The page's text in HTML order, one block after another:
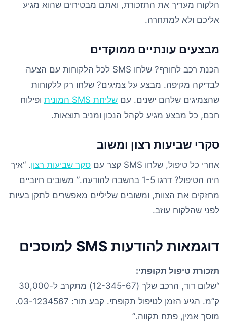
הלקוח מעריך את התזכורת, ואתם מבטיחים שהוא מגיע
אליכם ולא למתחרה.
מבצעים עונתיים ממוקדים
הכנת רכב לחורף? שלחו SMS לכל הלקוחות עם הצעה
לבדיקה מקיפה. מבצע על צמיגים? שלחו רק ללקוחות
שהצמיגים שלהם ישנים. עם שליחת SMS המונית
ופילוח
חכם, כל מבצע מגיע לקהל הנכון ומניב תוצאות.
סקרי שביעות רצון ומשוב
אחרי כל טיפול, שלחו SMS קצר עם סקר שביעות רצון. “איך
היה הטיפול? דרגו 1-5 בהשבה להודעה.” משובים חיוביים
מחזקים את הצוות, ומשובים שליליים מאפשרים לתקן בעיות
לפני שהלקוח עוזב.
דוגמאות להודעות SMS למוסכים
תזכורת טיפול תקופתי:
“שלום דוד, הרכב שלך (12-345-67) מתקרב ל-30,000
ק”מ. הגיע הזמן לטיפול תקופתי. קבע תור: 03-1234567.
מוסך אמין, פתח תקווה.”